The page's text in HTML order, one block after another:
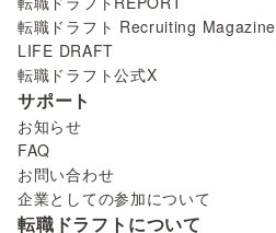
転職ドラフト Recruiting Magazine
LIFE DRAFT
転職ドラフト公式X
サポート
お知らせ
FAQ
お問い合わせ
企業としての参加について
転職ドラフトについて